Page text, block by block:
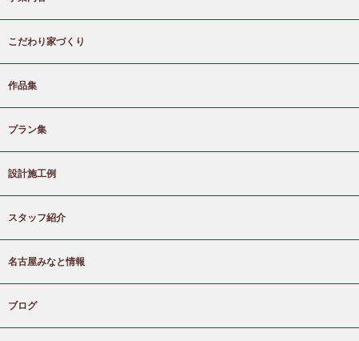
こだわり家づくり
作品集
プラン集
設計施工例
スタッフ紹介
名古屋みなと情報
ブログ